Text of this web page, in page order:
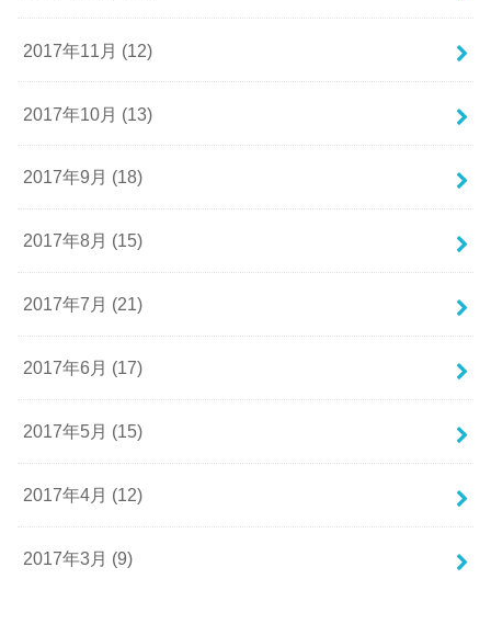
2017年11月 (12)
2017年10月 (13)
2017年9月 (18)
2017年8月 (15)
2017年7月 (21)
2017年6月 (17)
2017年5月 (15)
2017年4月 (12)
2017年3月 (9)